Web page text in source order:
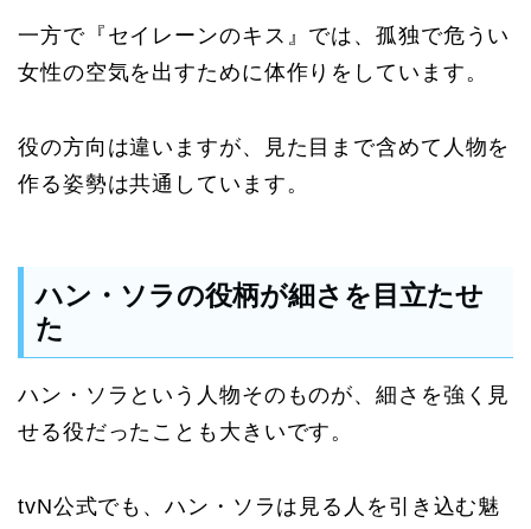
一方で『セイレーンのキス』では、孤独で危うい
女性の空気を出すために体作りをしています。
役の方向は違いますが、見た目まで含めて人物を
作る姿勢は共通しています。
ハン・ソラの役柄が細さを目立たせ
た
ハン・ソラという人物そのものが、細さを強く見
せる役だったことも大きいです。
tvN公式でも、ハン・ソラは見る人を引き込む魅